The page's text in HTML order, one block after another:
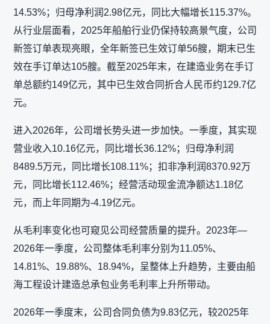
14.53%；归母净利润2.98亿元，同比大幅增长115.37%。
从行业层面看，2025年船舶行业仍保持较高景气度，公司
新签订单表现亮眼，全年新签已生效订单56艘，期末已生
效在手订单达105艘。截至2025年末，在建造业务在手订
单总额约149亿元，其中已生效合同折合人民币约129.7亿
元。
进入2026年，公司增长势头进一步加快。一季度，其实现
营业收入10.16亿元，同比增长36.12%；归母净利润
8489.5万元，同比增长108.11%；扣非净利润8370.92万
元，同比增长112.46%；经营活动现金流净额达1.18亿
元，而上年同期为-4.19亿元。
从毛利率变化也可窥见公司经营质量的提升。2023年—
2026年一季度，公司整体毛利率分别为11.05%、
14.81%、19.88%、18.94%，呈整体上升趋势，主要由船
海工程设计建造总承包业务毛利率上升所带动。
2026年一季度末，公司合同负债为9.83亿元，较2025年